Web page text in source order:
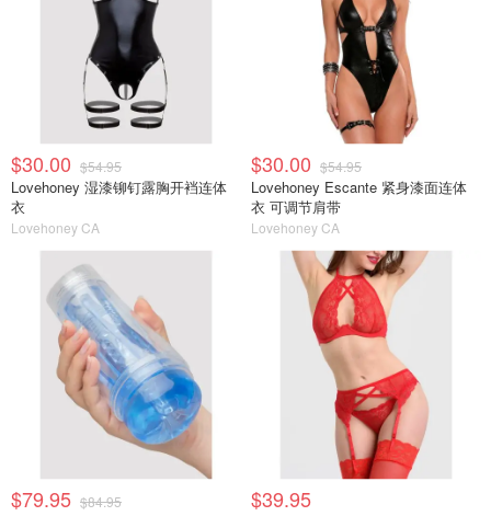
$30.00 $54.95
Lovehoney 湿漆铆钉露胸开裆连体
衣
Lovehoney CA
$30.00 $54.95
Lovehoney Escante 紧身漆面连体
衣 可调节肩带
Lovehoney CA
$79.95 $84.95 $39.95